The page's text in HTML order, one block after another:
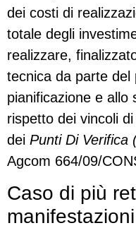
dei costi di
totale degli
realizzare,
tecnica da parte del
pianificazione e allo
rispetto dei vincoli
dei Punti Di Verifica
Agcom 664/09/
Caso di più